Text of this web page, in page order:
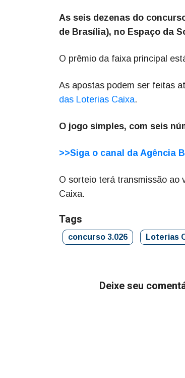
As seis dezenas do
de Brasília), no Espaço da
O prêmio da faixa principal
As apostas podem ser feitas
das Loterias Caixa.
O jogo simples, com seis
>>Siga o canal da Agência
O sorteio terá transmissão ao
Caixa.
Tags
concurso 3.026 Loterias
Deixe seu